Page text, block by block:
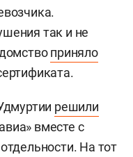
так и не
приняло
решили
вместе с
На тот